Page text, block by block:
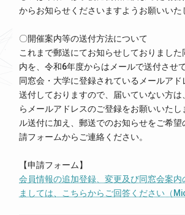
からお知らせくださいますようお願いいた
〇開催案内等の送付方法について
これまで郵送にてお知らせしておりました
内を、令和6年度からはメールで送付させ
同窓会・大学に登録されているメールアド
送付しておりますので、届いていない方
らメールアドレスのご登録をお願いいたし
ル送付に加え、郵送でのお知らせをご希望
請フォームからご連絡ください。
【申請フォーム】
会員情報の追加登録、変更及び同窓会案内
ましては、こちらからご回答ください（